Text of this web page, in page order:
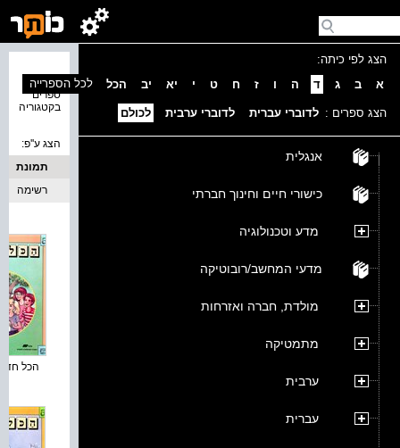
הצג לפי כיתה:
א
ב ג ד ה ו ז ח ט י יא יב הכל
הצג ספרים : לדוברי עברית לדוברי ערבית לכולם
אנגלית
כישורי חיים וחינוך חברתי
מדע וטכנולוגיה
מדעי המחשב/רובוטיקה
מולדת, חברה ואזרחות
מתמטיקה
ערבית
עברית
ספרים
בקטגוריה
לכל הספרייה
הצג ע''פ:
תמונת
כריכה
רשימה
הכל